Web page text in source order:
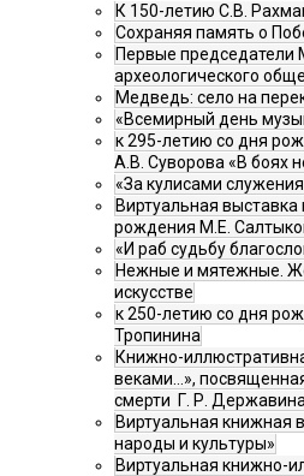
К 150-летию С.В.
Сохраняя память о
Первые председатели
археологического
Медведь: село на
«Всемирный день
к 295-летию со дня
А.В. Суворова «В боях
«За кулисами служения
Виртуальная
рождения М.Е.
«И раб судьбу
Нежные и мятежные.
искусстве
к 250-летию со дня
Тропинина
Книжно-
веками…»,
смерти Г. Р.
Виртуальная книжная
народы и культуры»
Виртуальная книжно-